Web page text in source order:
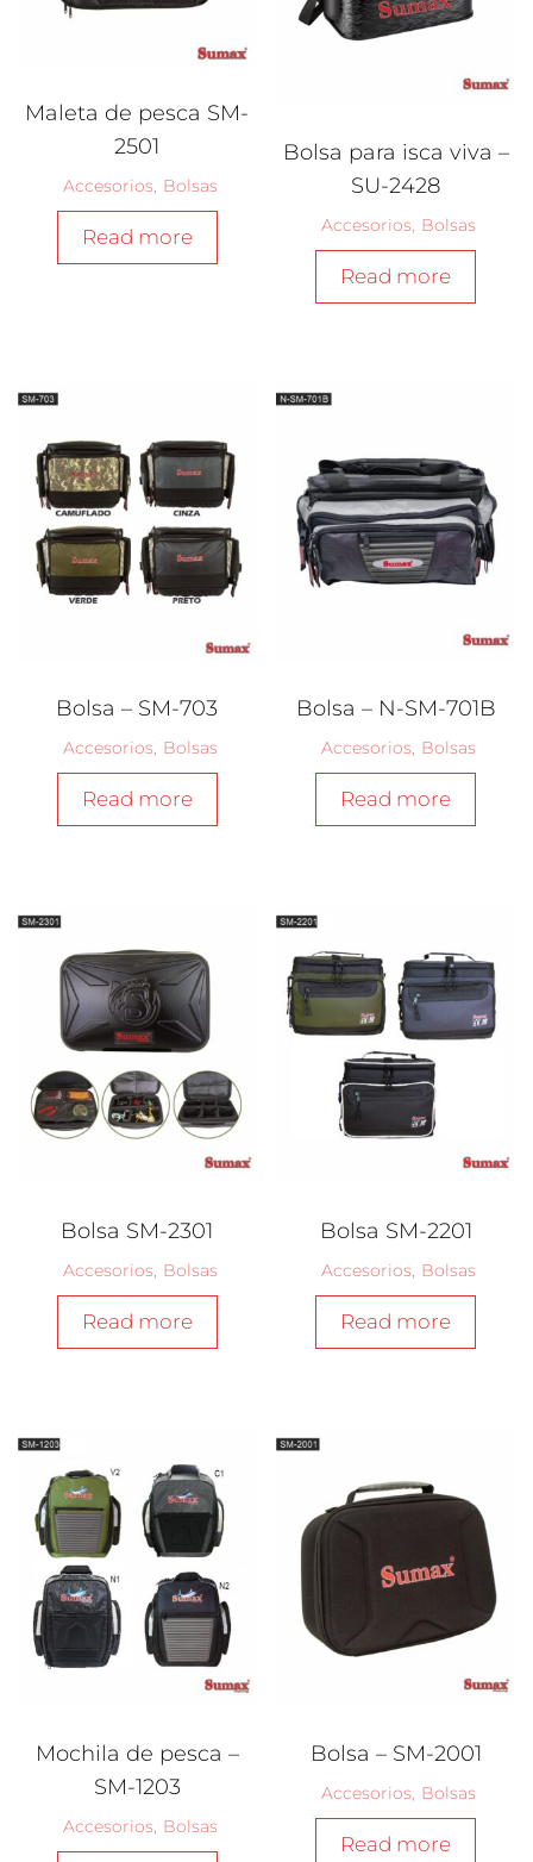
Maleta de pesca SM-
2501
Accesorios Bolsas
Read more
Bolsa para isca viva –
SU-2428
Accesorios, Bolsas
Read more
Bolsa – SM-703
Accesorios, Bolsas
Read more
Bolsa – N-SM-701B
Accesorios, Bolsas
Read more
Bolsa SM-2301
Accesorios, Bolsas
Read more
Bolsa SM-2201
Accesorios, Bolsas
Read more
Mochila de pesca –
SM-1203
Accesorios Bolsas
Bolsa – SM-2001
Accesorios Bolsas
Read more